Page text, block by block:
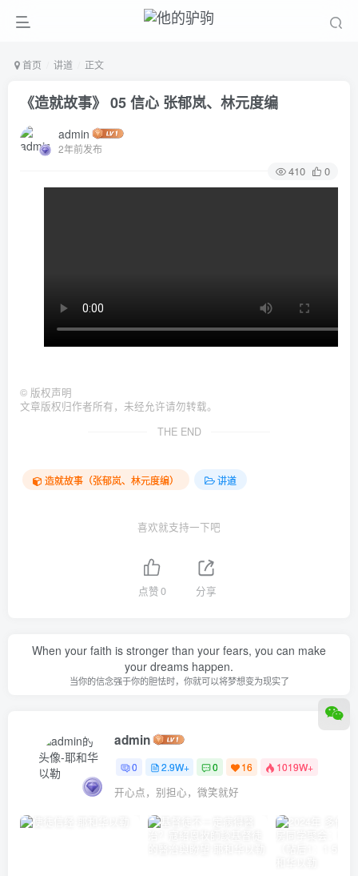
首页 讲道 正文
《造就故事》 05 信心 张郁岚、林元度编
admin
2年前发布
410 0
© 版权声明
文章版权归作者所有，未经允许请勿转载。
THE END
造就故事（张郁岚、林元度编） 讲道
喜欢就支持一下吧
点赞0 分享
When your faith is stronger than your fears, you can make
your dreams happen.
当你的信念强于你的胆怯时，你就可以将梦想变为现实了
admin
0 2.9W+ 0 16 1019W+
开心点，别担心，微笑就好